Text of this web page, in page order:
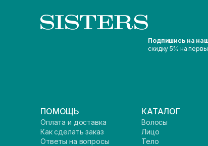
Подпишись на
скидку 5% на
ПОМОЩЬ
Оплата и доставка
Как сделать заказ
Ответы на вопросы
КАТАЛОГ
Волосы
Лицо
Тело